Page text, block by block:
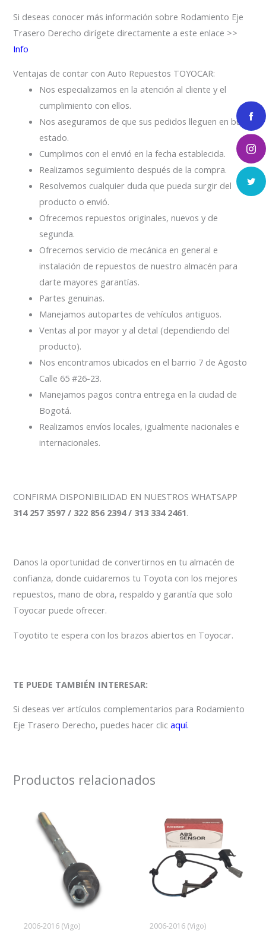
Si deseas conocer más información sobre Rodamiento Eje
Trasero Derecho dirígete directamente a este enlace >>
Info
Ventajas de contar con Auto Repuestos TOYOCAR:
Nos especializamos en la atención al cliente y el
cumplimiento con ellos.
Nos aseguramos de que sus pedidos lleguen en buen
estado.
Cumplimos con el envió en la fecha establecida.
Realizamos seguimiento después de la compra.
Resolvemos cualquier duda que pueda surgir del
producto o envió.
Ofrecemos repuestos originales, nuevos y de
segunda.
Ofrecemos servicio de mecánica en general e
instalación de repuestos de nuestro almacén para
darte mayores garantías.
Partes genuinas.
Manejamos autopartes de vehículos antiguos.
Ventas al por mayor y al detal (dependiendo del
producto).
Nos encontramos ubicados en el barrio 7 de Agosto
Calle 65 #26-23.
Manejamos pagos contra entrega en la ciudad de
Bogotá.
Realizamos envíos locales, igualmente nacionales e
internacionales.
CONFIRMA DISPONIBILIDAD EN NUESTROS WHATSAPP
314 257 3597 / 322 856 2394 / 313 334 2461.
Danos la oportunidad de convertirnos en tu almacén de
confianza, donde cuidaremos tu Toyota con los mejores
repuestos, mano de obra, respaldo y garantía que solo
Toyocar puede ofrecer.
Toyotito te espera con los brazos abiertos en Toyocar.
TE PUEDE TAMBIÉN INTERESAR:
Si deseas ver artículos complementarios para Rodamiento
Eje Trasero Derecho, puedes hacer clicaquí.
Productos relacionados
2006-2016 (Vigo) 2006-2016 (Vigo)